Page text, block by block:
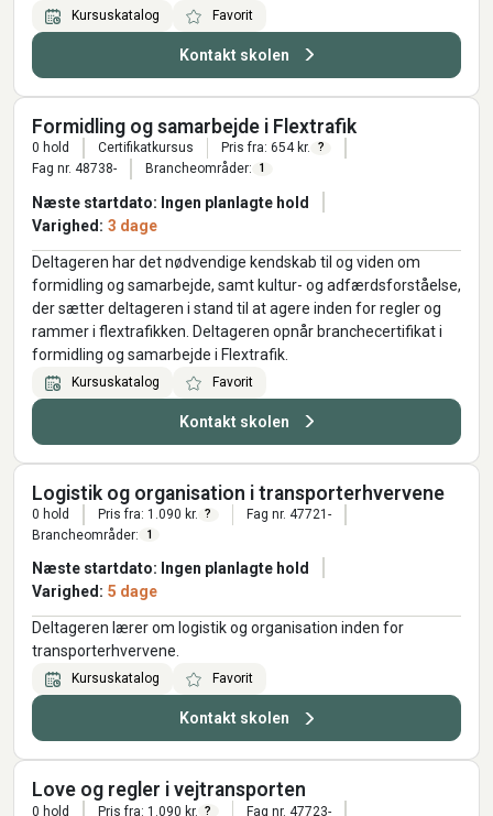
Kursuskatalog Favorit
Kontakt skolen
Formidling og samarbejde i Flextrafik
0 hold Certifikatkursus Pris fra: 654 kr. ?
Fag nr. 48738- Brancheområder: 1
Næste startdato: Ingen planlagte hold
Varighed: 3 dage
Deltageren har det nødvendige kendskab til og viden om
formidling og samarbejde, samt kultur- og adfærdsforståelse,
der sætter deltageren i stand til at agere inden for regler og
rammer i flextrafikken. Deltageren opnår branchecertifikat i
formidling og samarbejde i Flextrafik.
Kursuskatalog Favorit
Kontakt skolen
Logistik og organisation i transporterhvervene
0 hold Pris fra: 1.090 kr. ?
Fag nr. 47721-
Brancheområder:
1
Næste startdato: Ingen planlagte hold
Varighed: 5 dage
Deltageren lærer om logistik og organisation inden for
transporterhvervene.
Kursuskatalog Favorit
Kontakt skolen
Love og regler i vejtransporten
0 hold Pris fra: 1.090 kr. ? Fag nr. 47723-